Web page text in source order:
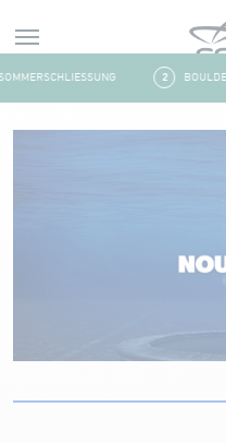
Aller au contenu
2